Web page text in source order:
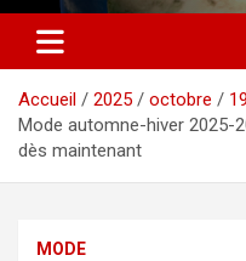
DIASPORA
Accueil 2025 octobre
19
Mode automne-hiver 2025-
dès maintenant
MODE